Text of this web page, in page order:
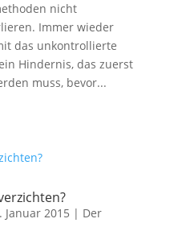
nicht
Immer wieder
das unkontrollierte
Hindernis, das zuerst
muss, bevor...
Januar 2015 | Der